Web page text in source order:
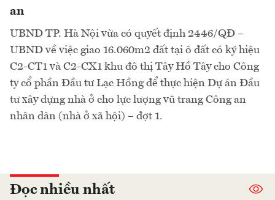
an
UBND TP. Hà Nội vừa có quyết định 2446/QĐ –
UBND về việc giao 16.060m2 đất tại ô đất có ký hiệu
C2-CT1 và C2-CX1 khu đô thị Tây Hồ Tây cho Công
ty cổ phần Đầu tư Lạc Hồng để thực hiện Dự án Đầu
tư xây dựng nhà ở cho lực lượng vũ trang Công an
nhân dân (nhà ở xã hội) – đợt 1.
Đọc nhiều nhất